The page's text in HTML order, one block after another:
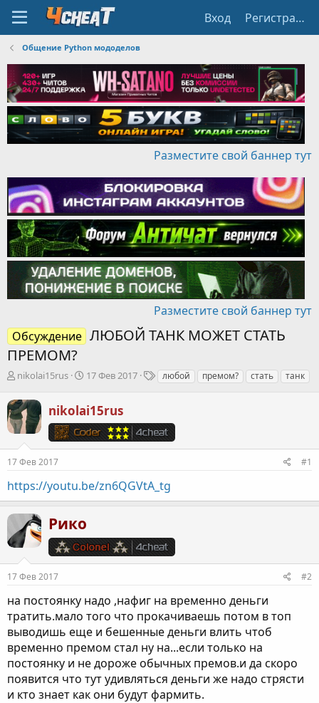
Вход Регистрация
Общение Python мододелов
Разместите свой баннер тут
Разместите свой баннер тут
Обсуждение ЛЮБОЙ ТАНК МОЖЕТ СТАТЬ
ПРЕМОМ?
А
т
о
р
е
м
nikolai15rus
Д
а
н
а
ч
а
17 Фев 2017
Тлюбой премом? стать танк
nikolai15rus
17 Фев 2017 #1
https://youtu.be/zn6QGVtA_tg
Рико
17 Фев 2017 #2
на постоянку надо ,нафиг на временно деньги
тратить.мало того что прокачиваешь потом в топ
выводишь еще и бешенные деньги влить чтоб
временно премом стал ну на...если только на
постоянку и не дороже обычных премов.и да скоро
появится что тут удивляться деньги же надо стрясти
и кто знает как они будут фармить.